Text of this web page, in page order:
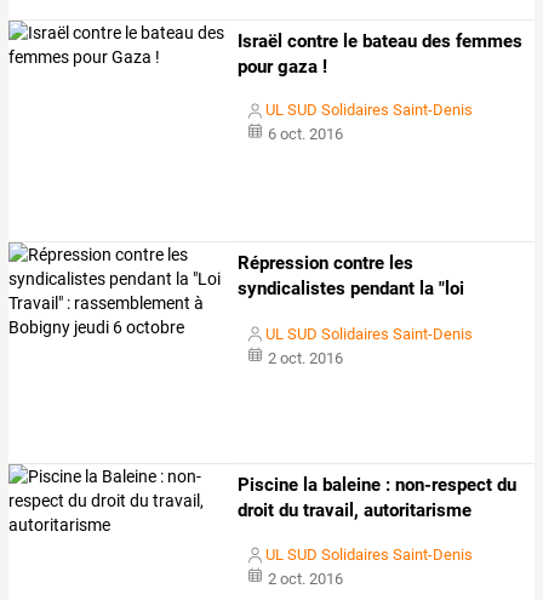
Israël contre le bateau des femmes
pour gaza !
UL SUD Solidaires Saint-Denis
6 oct. 2016
Répression contre les
syndicalistes pendant la "loi
UL SUD Solidaires Saint-Denis
2 oct. 2016
Piscine la baleine : non-respect du
droit du travail, autoritarisme
UL SUD Solidaires Saint-Denis
2 oct. 2016